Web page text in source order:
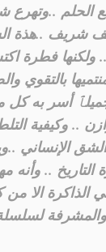
الحلم ..وتهرع
شريف ..هذة
فطرة
بالتقوي
أسر به
.. وكيفية
الإنساني
التاريخ .. وأنه
الذاكرة الا
والمشرفة